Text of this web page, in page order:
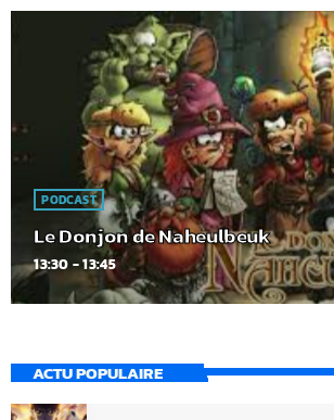
PODCAST
Le Donjon de Naheulbeuk
13:30 - 13:45
ACTU POPULAIRE